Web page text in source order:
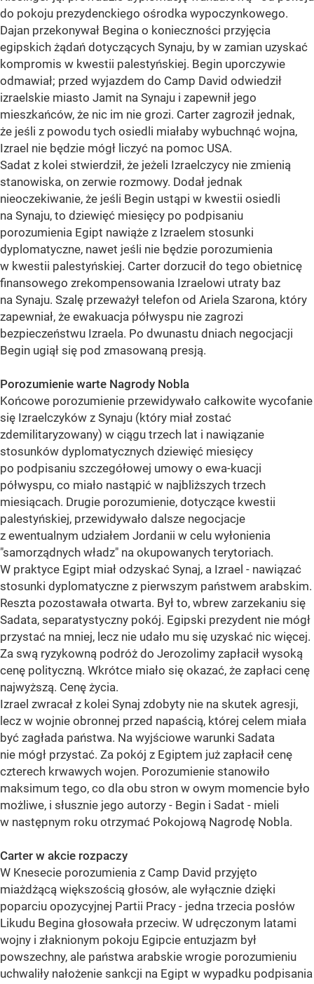
do pokoju prezydenckiego ośrodka wypoczynkowego.
Dajan przekonywał Begina o konieczności przyjęcia
egipskich żądań dotyczących Synaju, by w zamian uzyskać
kompromis w kwestii palestyńskiej. Begin uporczywie
odmawiał; przed wyjazdem do Camp David odwiedził
izraelskie miasto Jamit na Synaju i zapewnił jego
mieszkańców, że nic im nie grozi. Carter zagroził jednak,
że jeśli z powodu tych osiedli miałaby wybuchnąć wojna,
Izrael nie będzie mógł liczyć na pomoc USA.
Sadat z kolei stwierdził, że jeżeli Izraelczycy nie zmienią
stanowiska, on zerwie rozmowy. Dodał jednak
nieoczekiwanie, że jeśli Begin ustąpi w kwestii osiedli
na Synaju, to dziewięć miesięcy po podpisaniu
porozumienia Egipt nawiąże z Izraelem stosunki
dyplomatyczne, nawet jeśli nie będzie porozumienia
w kwestii palestyńskiej. Carter dorzucił do tego obietnicę
finansowego zrekompensowania Izraelowi utraty baz
na Synaju. Szalę przeważył telefon od Ariela Szarona, który
zapewniał, że ewakuacja półwyspu nie zagrozi
bezpieczeństwu Izraela. Po dwunastu dniach negocjacji
Begin ugiął się pod zmasowaną presją.
Porozumienie warte Nagrody Nobla
Końcowe porozumienie przewidywało całkowite wycofanie
się Izraelczyków z Synaju (który miał zostać
zdemilitaryzowany) w ciągu trzech lat i nawiązanie
stosunków dyplomatycznych dziewięć miesięcy
po podpisaniu szczegółowej umowy o ewa-kuacji
półwyspu, co miało nastąpić w najbliższych trzech
miesiącach. Drugie porozumienie, dotyczące kwestii
palestyńskiej, przewidywało dalsze negocjacje
z ewentualnym udziałem Jordanii w celu wyłonienia
"samorządnych władz" na okupowanych terytoriach.
W praktyce Egipt miał odzyskać Synaj, a Izrael - nawiązać
stosunki dyplomatyczne z pierwszym państwem arabskim.
Reszta pozostawała otwarta. Był to, wbrew zarzekaniu się
Sadata, separatystyczny pokój. Egipski prezydent nie mógł
przystać na mniej, lecz nie udało mu się uzyskać nic więcej.
Za swą ryzykowną podróż do Jerozolimy zapłacił wysoką
cenę polityczną. Wkrótce miało się okazać, że zapłaci cenę
najwyższą. Cenę życia.
Izrael zwracał z kolei Synaj zdobyty nie na skutek agresji,
lecz w wojnie obronnej przed napaścią, której celem miała
być zagłada państwa. Na wyjściowe warunki Sadata
nie mógł przystać. Za pokój z Egiptem już zapłacił cenę
czterech krwawych wojen. Porozumienie stanowiło
maksimum tego, co dla obu stron w owym momencie było
możliwe, i słusznie jego autorzy - Begin i Sadat - mieli
w następnym roku otrzymać Pokojową Nagrodę Nobla.
Carter w akcie rozpaczy
W Knesecie porozumienia z Camp David przyjęto
miażdżącą większością głosów, ale wyłącznie dzięki
poparciu opozycyjnej Partii Pracy - jedna trzecia posłów
Likudu Begina głosowała przeciw. W udręczonym latami
wojny i złaknionym pokoju Egipcie entuzjazm był
powszechny, ale państwa arabskie wrogie porozumieniu
uchwaliły nałożenie sankcji na Egipt w wypadku podpisania